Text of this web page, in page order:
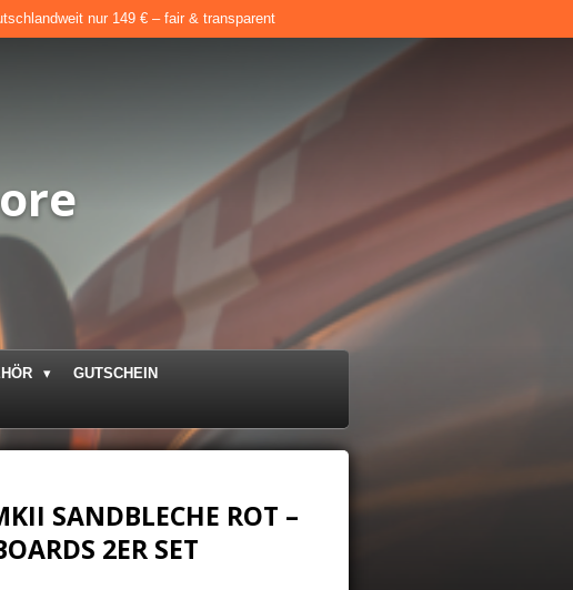
nur 149 € – fair & transparent
GUTSCHEIN
SANDBLECHE ROT –
2ER SET